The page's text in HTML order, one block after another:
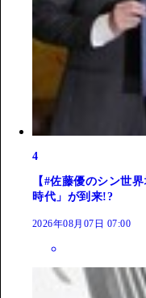
4
【#佐藤優のシン世
時代」が到来!?
2026年08月07日 07:00